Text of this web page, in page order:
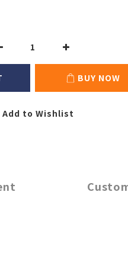
BUY NOW
Add to Wishlist